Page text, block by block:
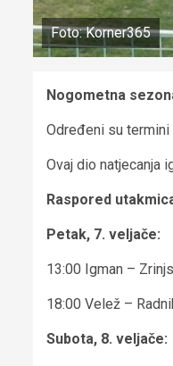
Foto: Korner365
Nogometna
Određeni su termini
Ovaj dio natjecanja
Raspored
Petak, 7. veljače:
13:00 Igman –
18:00 Velež –
Subota, 8. veljače: